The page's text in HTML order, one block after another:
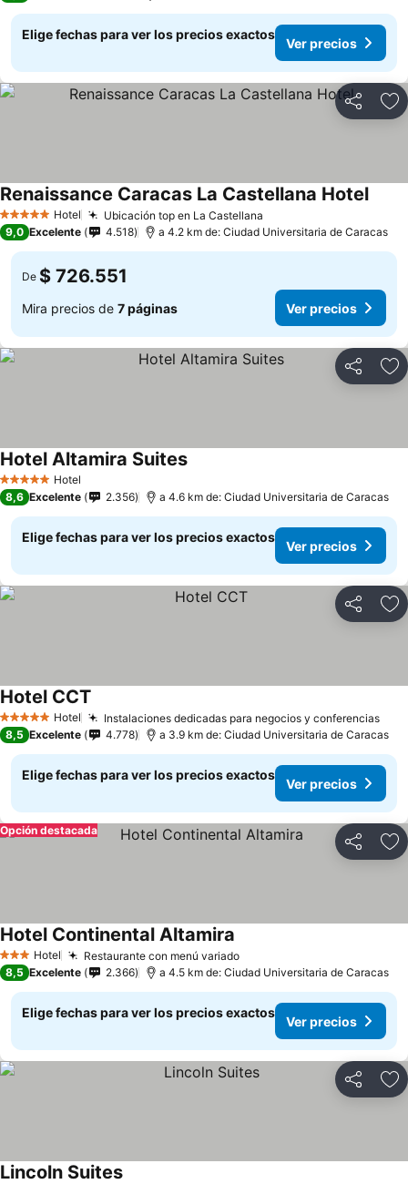
Elige fechas para ver los precios exactos
Ver precios
Compartir
5 Estrellas Hotel Ubicación top en La Castellana
Renaissance Caracas La Castellana Hotel
9,0 Excelente 4.518 a 4.2 km de: Ciudad Universitaria de Caracas
De $ 726.551
Mira precios de 7 páginas Ver precios
Compartir
5 Estrellas Hotel
Hotel Altamira Suites
8,6 Excelente 2.356 a 4.6 km de: Ciudad Universitaria de Caracas
Elige fechas para ver los precios exactos
Ver precios
Compartir
5 Estrellas Hotel Instalaciones dedicadas para negocios y conferencias
Hotel CCT
8,5 Excelente 4.778 a 3.9 km de: Ciudad Universitaria de Caracas
Elige fechas para ver los precios exactos
Ver precios
Compartir
Opción destacada
3 Estrellas
Hotel Restaurante con menú variado
Hotel Continental Altamira
8,5 Excelente 2.366 a 4.5 km de: Ciudad Universitaria de Caracas
Elige fechas para ver los precios exactos
Ver precios
Compartir
Lincoln Suites